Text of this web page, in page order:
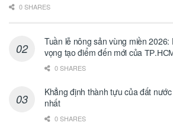
0 SHARES
Tuần lễ nông sản vùng miền
vọng tạo điểm đến mới của
0 SHARES
Khẳng định thành tựu của đất
nhất
0 SHARES